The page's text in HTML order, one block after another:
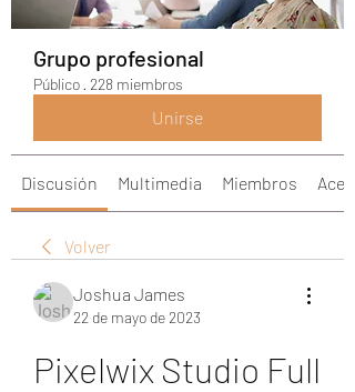
Grupo profesional
Público · 228 miembros
Unirse
Discusión Multimedia Miembros
Volver
Joshua James
22 de mayo de 2023
Pixelwix Studio Full